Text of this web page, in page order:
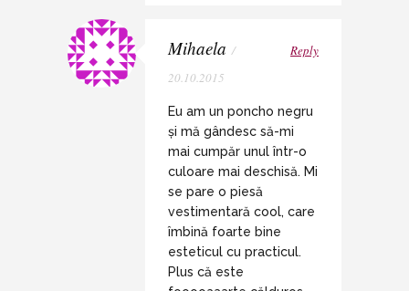
Mihaela /
20.10.2015
Reply
Eu am un poncho negru
și mă gândesc să-mi
mai cumpăr unul într-o
culoare mai deschisă. Mi
se pare o piesă
vestimentară cool, care
îmbină foarte bine
esteticul cu practicul.
Plus că este